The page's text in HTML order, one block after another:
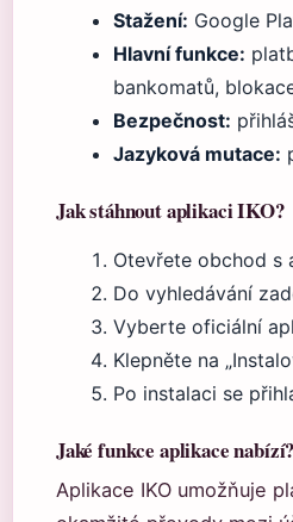
Stažení: Google
Hlavní funkce:
bankomatů,
Bezpečnost:
Jazyková mutace:
Jak stáhnout aplikaci IKO?
Otevřete obchod s
Do vyhledávání
Vyberte oficiální
Klepněte na
Po instalaci se
Jaké funkce aplikace nabízí?
Aplikace IKO umožňuje